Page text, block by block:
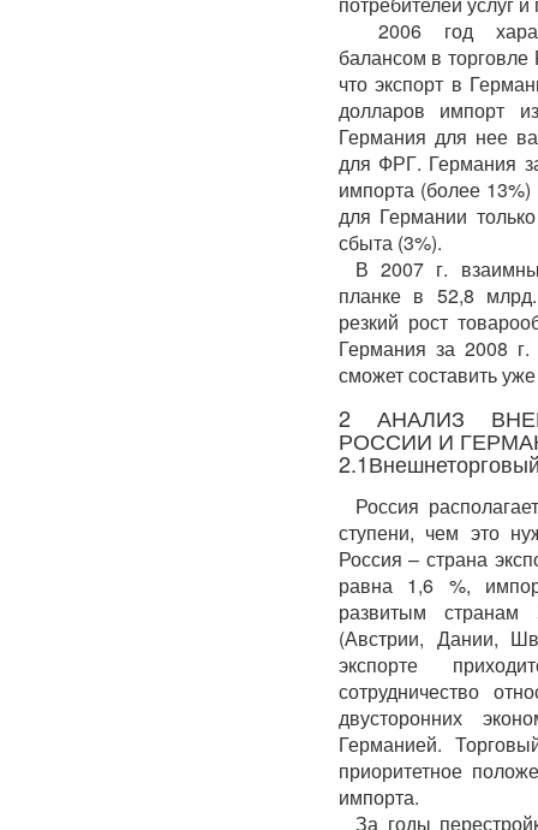
2006 год
балансом в
что экспорт в
долларов импорт
Германия для нее
для ФРГ. Германия
импорта (более
для Германии
сбыта (3%).
В 2007 г.
планке в 52,8
резкий рост
Германия за 2008
сможет составить
2 АНАЛИЗ
РОССИИ И
Россия
ступени, чем это
Россия – страна
равна 1,6 %,
развитым
(Австрии, Дании,
экспорте
сотрудничество
двусторонних
Германией.
приоритетное
импорта.
За годы